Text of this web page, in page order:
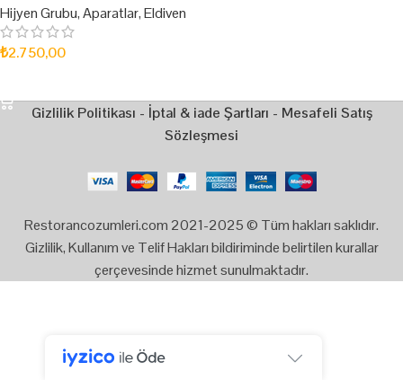
Hijyen Grubu,Aparatlar,Eldiven
₺2.750,00
Gizlilik Politikası - İptal & iade Şartları - Mesafeli Satış
Sözleşmesi
Restorancozumleri.com 2021-2025 © Tüm hakları saklıdır.
Gizlilik, Kullanım ve Telif Hakları bildiriminde belirtilen kurallar
çerçevesinde hizmet sunulmaktadır.